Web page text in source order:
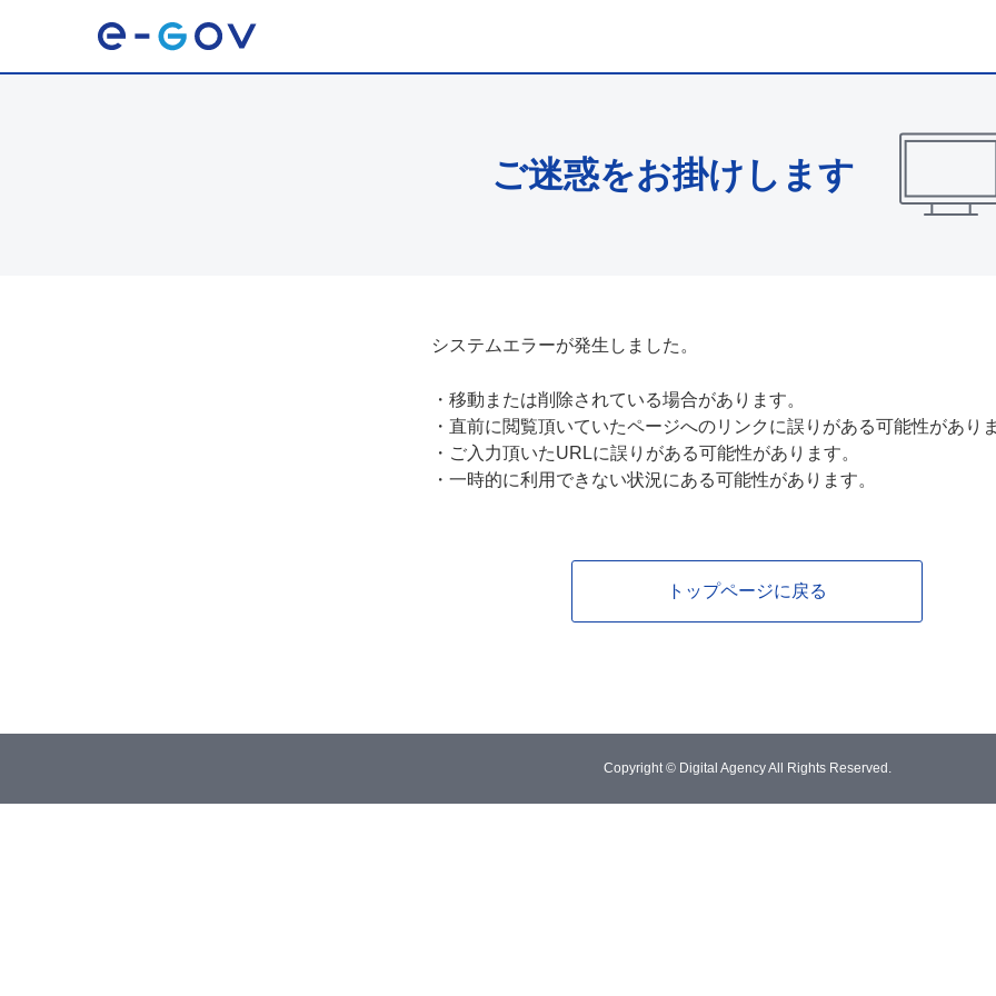
ご迷惑をお掛けします
システムエラーが発生しました。
・ 移動または削除されている場合があります。
・ 直前に閲覧頂いていたページへのリンクに誤りがある可能性があり
・ ご入力頂いたURLに誤りがある可能性があります。
・ 一時的に利用できない状況にある可能性があります。
トップページに戻る
Copyright © Digital Agency All Rights Reserved.